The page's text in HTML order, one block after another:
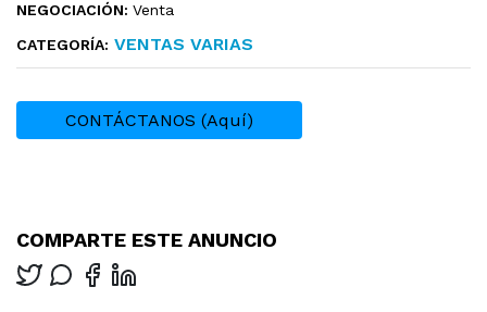
NEGOCIACIÓN: Venta
CATEGORÍA: VENTAS VARIAS
CONTÁCTANOS (Aquí)
COMPARTE ESTE ANUNCIO